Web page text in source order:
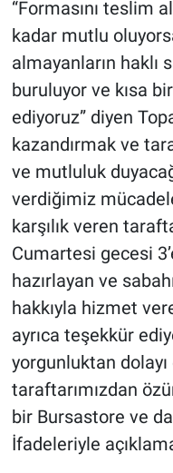
“Formasını teslim
kadar mutlu
almayanların haklı
buruluyor ve kısa
ediyoruz” diyen
kazandırmak ve
ve mutluluk
verdiğimiz
karşılık veren
Cumartesi gecesi
hazırlayan ve
hakkıyla hizmet
ayrıca teşekkür
yorgunluktan
taraftarımızdan
bir Bursastore ve
İfadeleriyle